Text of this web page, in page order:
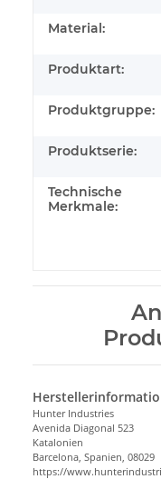
Material:
Produktart:
Produktgruppe:
Produktserie:
Technische
Merkmale:
Hunter Industries
Avenida Diagonal 523
Katalonien
Barcelona, Spanien, 08029
https://